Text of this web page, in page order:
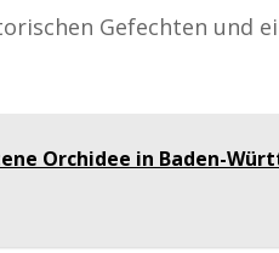
Gefechten und
Orchidee in Baden-